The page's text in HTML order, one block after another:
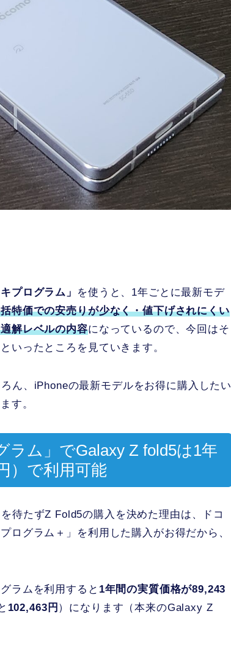
プログラム」
を使うと、1年ごとに最新モデ
特価での安売りが少なく・値下げされにくい
解レベルの内容になっているので、今回はそ
いったところを見ていきます。
ん、iPhoneの最新モデルをお得に購入したい
す。
ラム」でGalaxy Z fold5は1年
）で利用可能
待たずZ Fold5の購入を決めた理由は、ドコ
ログラム＋」を利用した購入がお得だから、
ラムを利用すると 1年間の実質価格が89,243
102,463円 ）になります（本来のGalaxy Z